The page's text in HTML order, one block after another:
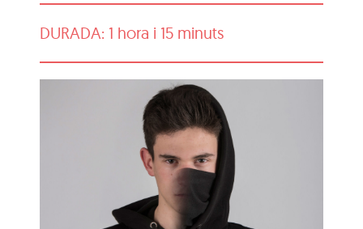
DURADA: 1 hora i 15 minuts